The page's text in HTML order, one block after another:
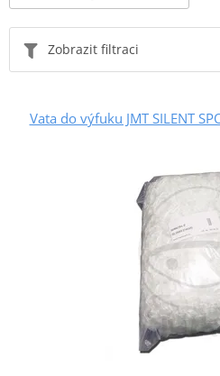
Zobrazit filtraci
Vata do výfuku JMT SILENT